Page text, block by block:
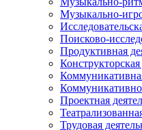
Музыкально-
Поисково-
Продуктивная
Конструкторская
Проектная
Трудовая